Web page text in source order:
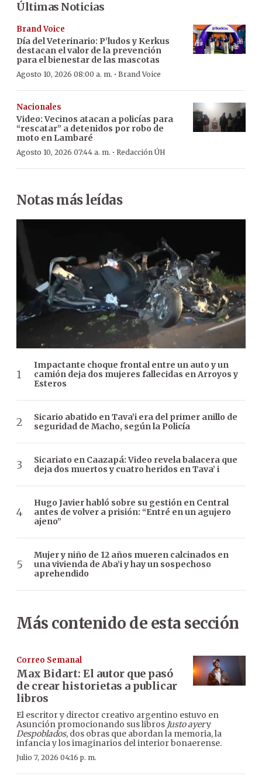
Últimas Noticias
Brand Voice
Día del Veterinario: P’ludos y Kerkus
destacan el valor de la prevención
para el bienestar de las mascotas
Agosto 10, 2026 08:00 a. m. · Brand Voice
Nacionales
Video: Vecinos atacan a policías para
“rescatar” a detenidos por robo de
moto en Lambaré
Agosto 10, 2026 07:44 a. m. · Redacción ÚH
Notas más leídas
Impactante choque frontal entre un auto y un
camión deja dos mujeres fallecidas en Arroyos y
Esteros
Sicario abatido en Tava’i era del primer anillo de
seguridad de Macho, según la Policía
Sicariato en Caazapá: Video revela balacera que
deja dos muertos y cuatro heridos en Tava’ i
Hugo Javier habló sobre su gestión en Central
antes de volver a prisión: “Entré en un agujero
ajeno”
Mujer y niño de 12 años mueren calcinados en
una vivienda de Aba’i y hay un sospechoso
aprehendido
Más contenido de esta sección
Correo Semanal
Max Bidart: El autor que pasó
de crear historietas a publicar
libros
El escritor y director creativo argentino estuvo en
Asunción promocionando sus libros Justo ayery
Despoblados, dos obras que abordan la memoria, la
infancia y los imaginarios del interior bonaerense.
Julio 7, 2026 04:16 p. m.